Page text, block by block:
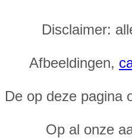
Disclaimer:
Afbeeldingen,
De op deze pagina
Op al onze